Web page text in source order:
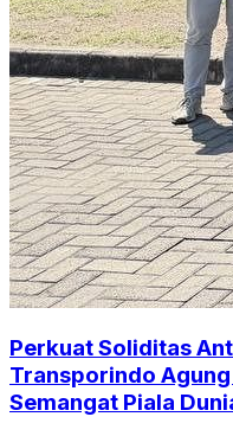
Perkuat Soliditas
Transporindo
Semangat Piala